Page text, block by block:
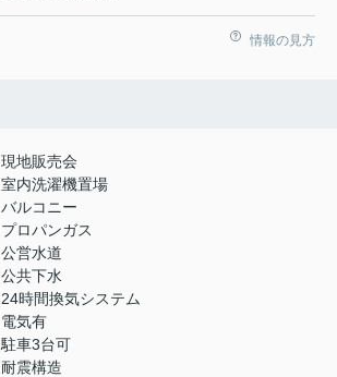
情報の見方
現地販売会
室内洗濯機置場
バルコニー
プロパンガス
公営水道
公共下水
24時間換気システム
電気有
駐車3台可
耐震構造